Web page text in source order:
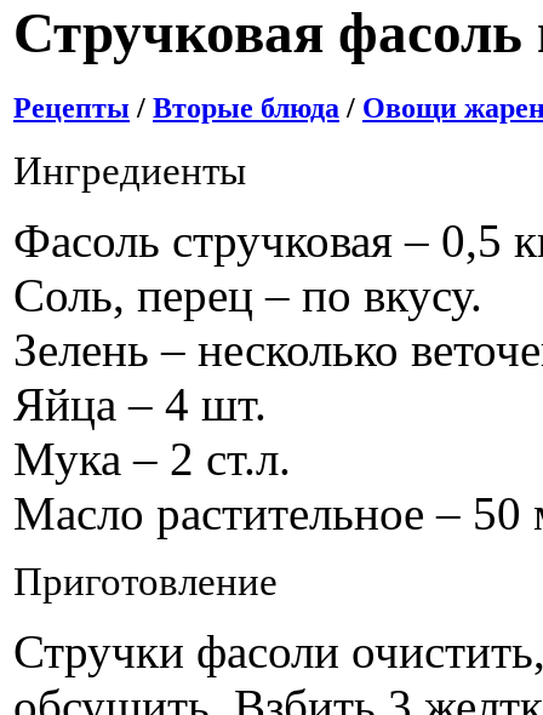
Стручковая фасоль
Рецепты / Вторые блюда / Овощи
Ингредиенты
Фасоль стручковая – 0,5
Соль, перец – по вкусу.
Зелень – несколько
Яйца – 4 шт.
Мука – 2 ст.л.
Масло растительное – 50
Приготовление
Стручки фасоли